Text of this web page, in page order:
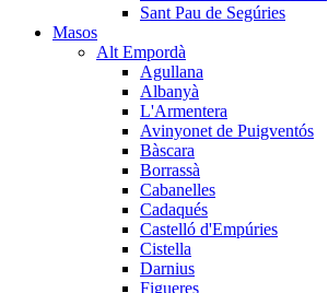
Sant Pau de Segúries
Masos
Alt Empordà
Agullana
Albanyà
L'Armentera
Avinyonet de Puigventós
Bàscara
Borrassà
Cabanelles
Cadaqués
Castelló d'Empúries
Cistella
Darnius
Figueres